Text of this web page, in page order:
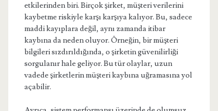
etkilerinden biri. Birçok şirket, müşteri verilerini
kaybetme riskiyle karşı karşıya kalıyor. Bu, sadece
maddi kayıplara değil, aynı zamanda itibar
kaybına da neden oluyor. Örneğin, bir müşteri
bilgileri sızdırıldığında, o şirketin güvenilirliği
sorgulanır hale geliyor. Bu tür olaylar, uzun
vadede şirketlerin müşteri kaybına uğramasına yol
açabilir.